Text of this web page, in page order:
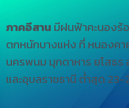
ภาคอีสาน มีฝนฟ้าคะนองร้
ตกหนักบางแห่ง ที่ หนองค
นครพนม มุกดาหาร ยโสธร
และอุบลราชธานี ต่ำสุด